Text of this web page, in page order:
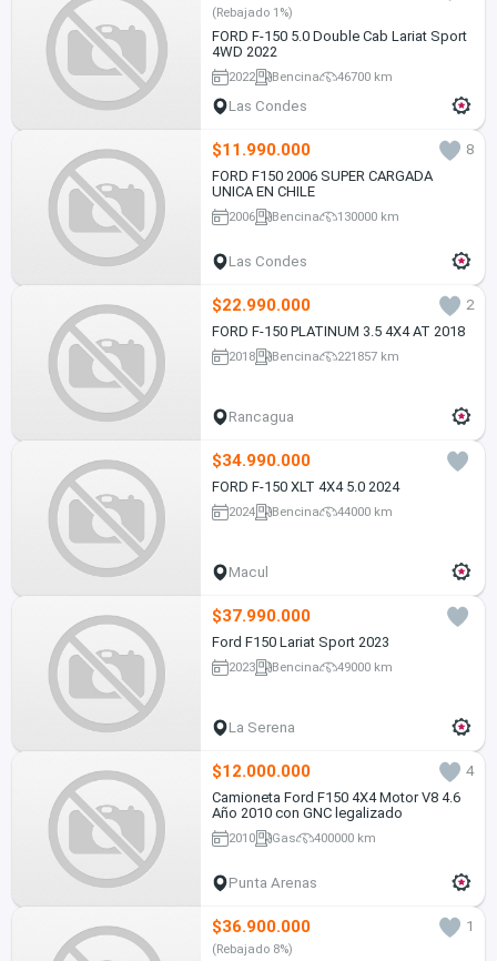
(Rebajado 1%)
FORD F-150 5.0 Double Cab Lariat Sport
4WD 2022
2022 Bencina 46700 km
Las Condes
$11.990.000
8
FORD F150 2006 SUPER CARGADA
UNICA EN CHILE
2006 Bencina 130000 km
Las Condes
$22.990.000
2
FORD F-150 PLATINUM 3.5 4X4 AT 2018
2018 Bencina 221857 km
Rancagua
$34.990.000
FORD F-150 XLT 4X4 5.0 2024
2024 Bencina 44000 km
Macul
$37.990.000
Ford F150 Lariat Sport 2023
2023 Bencina 49000 km
La Serena
$12.000.000
4
Camioneta Ford F150 4X4 Motor V8 4.6
Año 2010 con GNC legalizado
2010 Gas 400000 km
Punta Arenas
$36.900.000 1
(Rebajado 8%)